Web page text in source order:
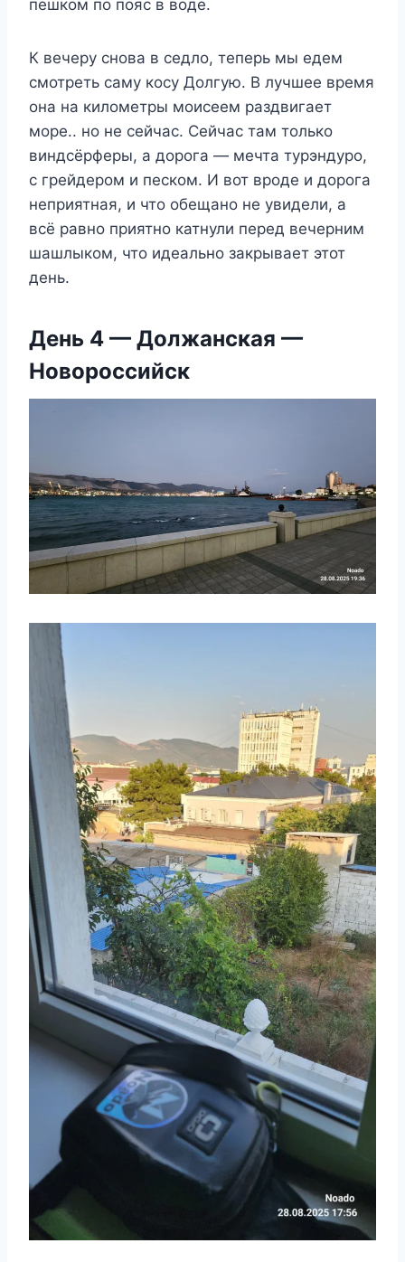
пешком по пояс в воде.
К вечеру снова в седло, теперь мы едем
смотреть саму косу Долгую. В лучшее время
она на километры моисеем раздвигает
море.. но не сейчас. Сейчас там только
виндсёрферы, а дорога — мечта турэндуро,
с грейдером и песком. И вот вроде и дорога
неприятная, и что обещано не увидели, а
всё равно приятно катнули перед вечерним
шашлыком, что идеально закрывает этот
день.
День 4 — Должанская —
Новороссийск